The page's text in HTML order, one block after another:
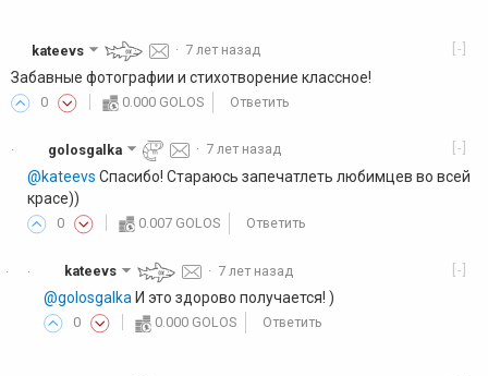
[-]
kateevs · 7 лет назад
Забавные фотографии и стихотворение классное!
0 0.000 GOLOS Ответить
· [-]
golosgalka · 7 лет назад
@kateevs Спасибо! Стараюсь запечатлеть любимцев во всей
красе))
0 0.007 GOLOS Ответить
·
· [-]
kateevs · 7 лет назад
@golosgalka И это здорово получается! )
0 0.000 GOLOS Ответить